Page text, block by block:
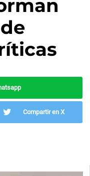
Compartir en X